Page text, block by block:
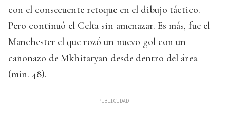
con el consecuente retoque en el dibujo táctico.
Pero continuó el Celta sin amenazar. Es más, fue el
Manchester el que rozó un nuevo gol con un
cañonazo de Mkhitaryan desde dentro del área
(min. 48).